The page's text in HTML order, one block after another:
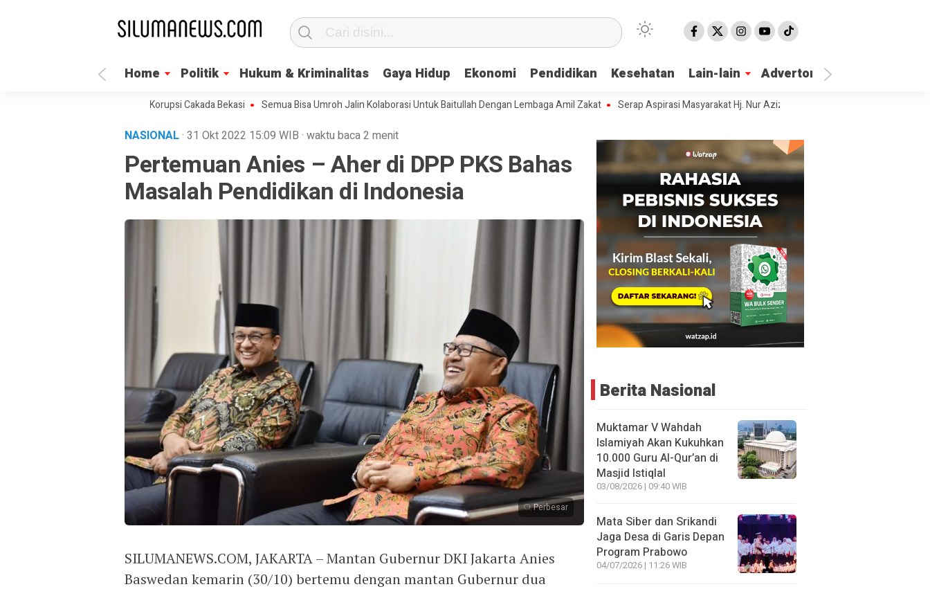
Home Politik Hukum & Kriminalitas Gaya Hidup Ekonomi Pendidikan Kesehatan Lain-lain Advertorial
Umumkan Tersangka Korupsi Cakada Bekasi Semua Bisa Umroh Jalin Kolaborasi Untuk Baitullah Dengan Lembaga Amil Zakat Serap Aspirasi Masyarakat Hj. Nur Azizah Tamhid Gelar Diskusi Publik Hubungan
NASIONAL· 31 Okt 2022 15:09 WIB · waktu baca 2 menit
Pertemuan Anies – Aher di DPP PKS Bahas
Masalah Pendidikan di Indonesia
Perbesar
SILUMANEWS.COM, JAKARTA – Mantan Gubernur DKI Jakarta Anies
Baswedan kemarin (30/10) bertemu dengan mantan Gubernur dua
Berita Nasional
Muktamar V Wahdah
Islamiyah Akan Kukuhkan
10.000 Guru Al-Qur’an di
Masjid Istiqlal
03/08/2026 | 09:40 WIB
Mata Siber dan Srikandi
Jaga Desa di Garis Depan
Program Prabowo
04/07/2026 | 11:26 WIB